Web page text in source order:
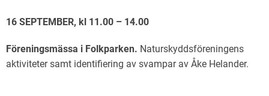
16 SEPTEMBER, kl 11.00 – 14.00
Föreningsmässa i Folkparken. Naturskyddsföreningens
aktiviteter samt identifiering av svampar av Åke Helander.